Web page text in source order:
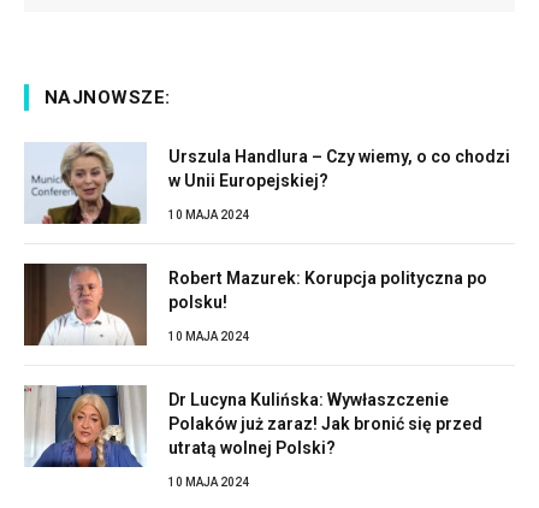
NAJNOWSZE:
Urszula Handlura – Czy wiemy, o co chodzi
w Unii Europejskiej?
10 MAJA 2024
Robert Mazurek: Korupcja polityczna po
polsku!
10 MAJA 2024
Dr Lucyna Kulińska: Wywłaszczenie
Polaków już zaraz! Jak bronić się przed
utratą wolnej Polski?
10 MAJA 2024